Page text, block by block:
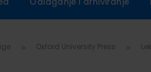
Oxford University Press